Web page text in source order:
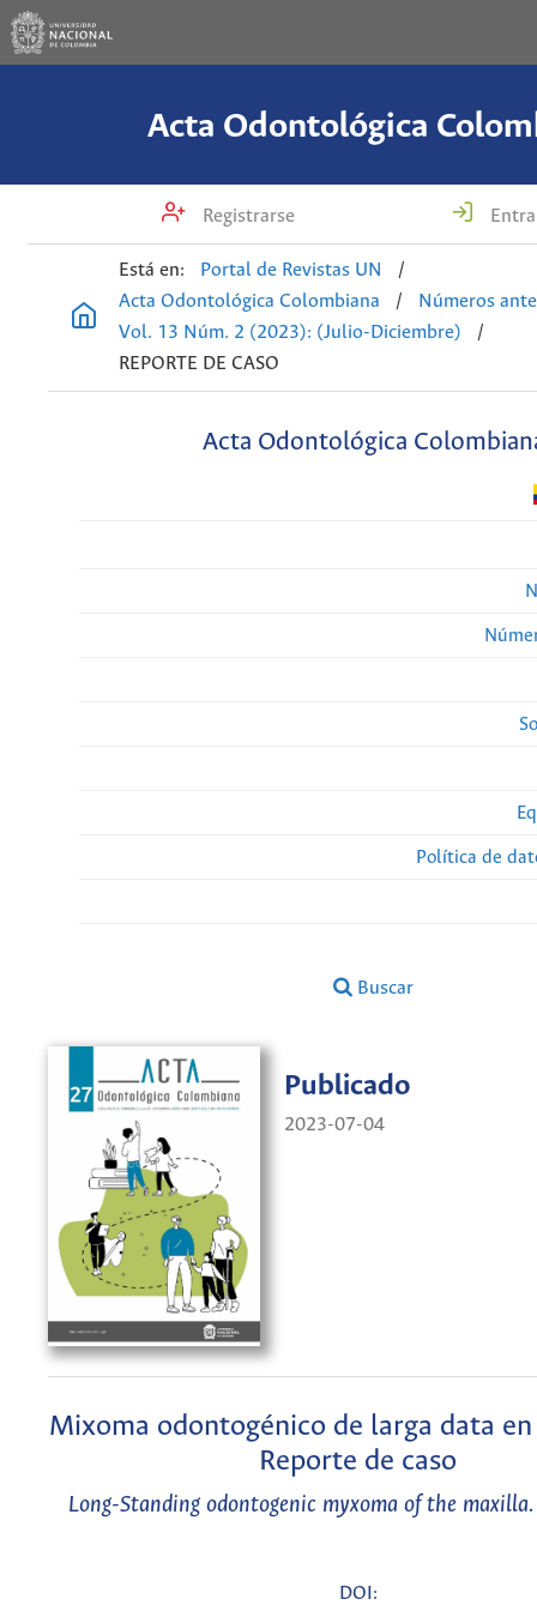
Acta Odontológica
Registrarse
Está en: Portal de Revistas UN
/
Acta Odontológica Colombiana
/
Números
Vol. 13 Núm. 2 (2023): (Julio-Diciembre)
/
REPORTE DE CASO
Acta Odontológica
Política de
Buscar
Publicado
2023-07-04
Mixoma odontogénico de larga data
Reporte de caso
Long-Standing odontogenic myxoma of the maxilla.
DOI: